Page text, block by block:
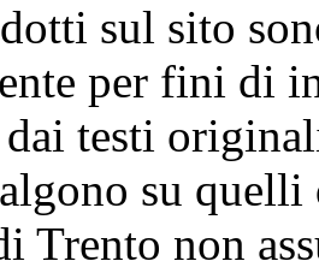
sul sito
per fini di
dai testi
su
Trento non